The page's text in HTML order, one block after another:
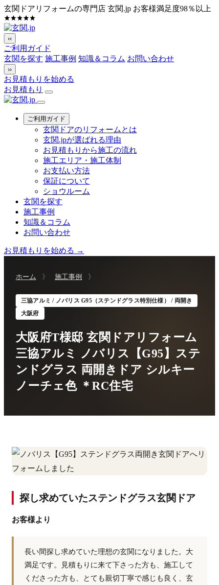
玄関ドアリフォームの専門店 玄関.jp お客様満足度98％以上
‹‹
ご利用ガイド
玄関を探す 施工事例 知識＆コラム お問い合わせ
››
お見積もりを始める
お見積もり
ご利用ガイド
玄関ドアのリフォームとは
玄関.jpが選ばれる理由
お見積もりから施工の流れ
施工エリア・施工体制
お支払い方法
保証について
ショウルーム
玄関を探す
施工事例
知識＆コラム
お問い合わせ
お見積もりを始める →
ホーム 》 施工事例 》
三協アルミ / ノバリス G95（ステンドグラス特別仕様） / 両開き
大阪府
大阪府T様邸 玄関ドアリフォーム
三協アルミ ノバリス【G95】ステ
ンドグラス 両開きドア シルキー
ノーチェ色 ＊RC住宅
探し求めていたステンドグラス玄関ドア
お客様より
長い間探し求めていた理想の玄関になりました。大
満足です。見積もりに来て下さった方も、施工して
くださった方も、とても親切丁寧で感じも良く、玄